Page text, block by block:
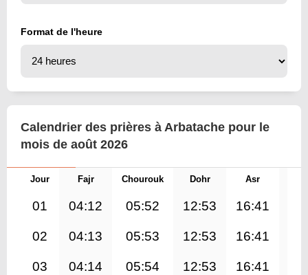
Format de l'heure
Calendrier des prières à Arbatache pour le
mois de août 2026
Jour Fajr Chourouk Dohr Asr
01 04:12 05:52 12:53 16:41
02 04:13 05:53 12:53 16:41
03 04:14 05:54 12:53 16:41